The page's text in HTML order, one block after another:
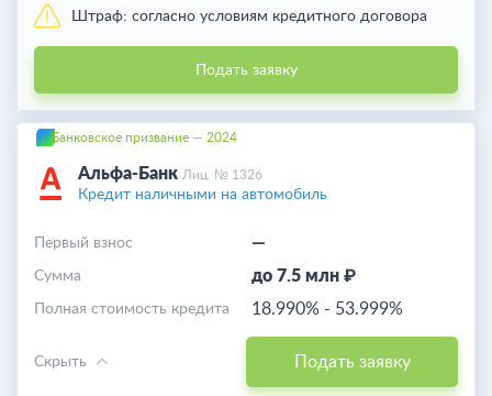
Штраф: согласно условиям кредитного договора
Подать заявку
Банковское призвание — 2024
Альфа-Банк Лиц. № 1326
Кредит наличными на автомобиль
—
Первый взнос
до 7.5 млн ₽
Cумма
18.990% - 53.999%
Полная стоимость кредита
Подать заявку
Скрыть